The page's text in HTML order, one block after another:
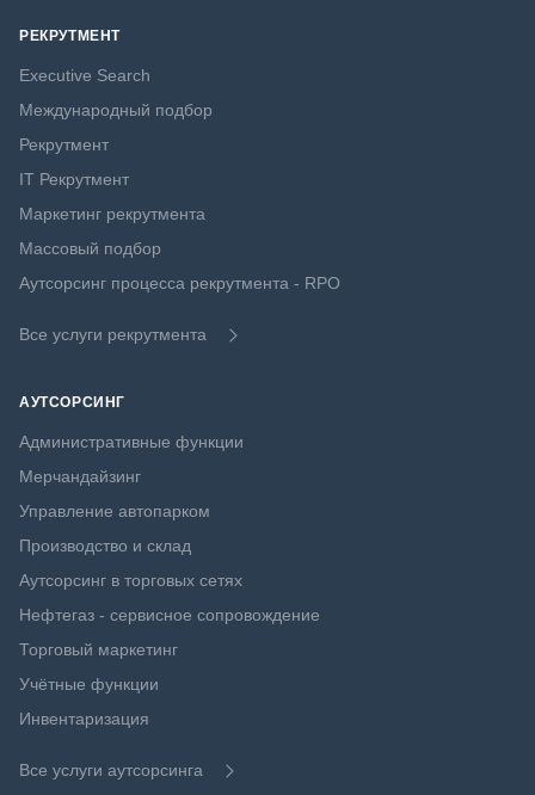
РЕКРУТМЕНТ
Executive Search
Международный подбор
Рекрутмент
IT Рекрутмент
Маркетинг рекрутмента
Массовый подбор
Аутсорсинг процесса рекрутмента - RPO
Все услуги рекрутмента
АУТСОРСИНГ
Административные функции
Мерчандайзинг
Управление автопарком
Производство и склад
Аутсорсинг в торговых сетях
Нефтегаз - сервисное сопровождение
Торговый маркетинг
Учётные функции
Инвентаризация
Все услуги аутсорсинга